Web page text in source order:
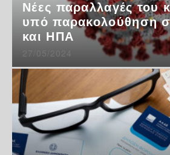
Νέες παραλλαγές του
υπό παρακολούθηση
και ΗΠΑ
27/05/2024